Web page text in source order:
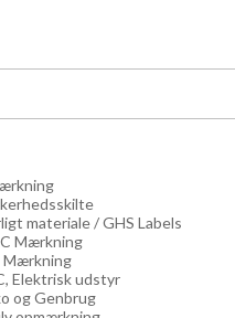
materiale / GHS Labels
Mærkning
Mærkning
Elektrisk udstyr
og Genbrug